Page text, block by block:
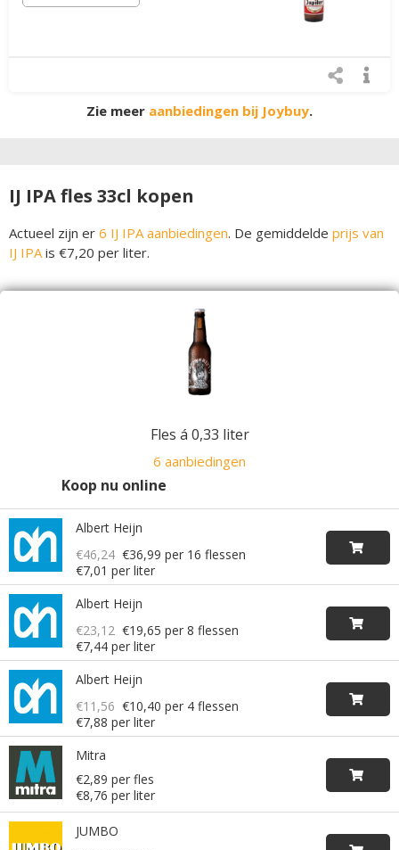
Zie meer aanbiedingen bij Joybuy.
IJ IPA fles 33cl kopen
Actueel zijn er 6 IJ IPA aanbiedingen. De gemiddelde prijs van
IJ IPAis €7,20 per liter.
Fles á 0,33 liter
6 aanbiedingen
Koop nu online
Albert Heijn
€46,24 €36,99 per 16 flessen
€7,01 per liter
Albert Heijn
€23,12 €19,65 per 8 flessen
€7,44 per liter
Albert Heijn
€11,56 €10,40 per 4 flessen
€7,88 per liter
Mitra
€2,89 per fles
€8,76 per liter
JUMBO